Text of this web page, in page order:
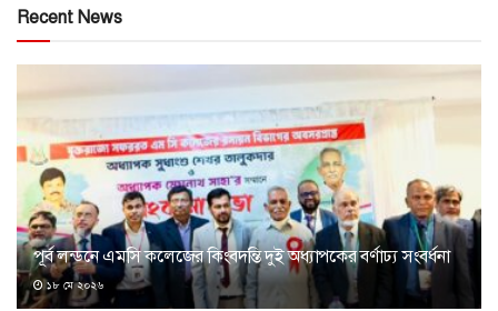
Recent News
পূর্ব লন্ডনে এমসি কলেজের কিংবদন্তি দুই অধ্যাপকের বর্ণাঢ্য সংবর্ধনা
১৮ মে ২০২৬